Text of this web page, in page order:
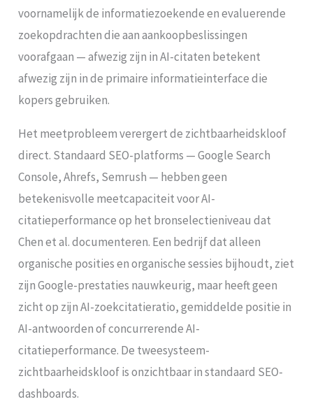
voornamelijk de informatiezoekende en evaluerende
zoekopdrachten die aan aankoopbeslissingen
voorafgaan — afwezig zijn in AI-citaten betekent
afwezig zijn in de primaire informatieinterface die
kopers gebruiken.
Het meetprobleem verergert de zichtbaarheidskloof
direct. Standaard SEO-platforms — Google Search
Console, Ahrefs, Semrush — hebben geen
betekenisvolle meetcapaciteit voor AI-
citatieperformance op het bronselectieniveau dat
Chen et al. documenteren. Een bedrijf dat alleen
organische posities en organische sessies bijhoudt, ziet
zijn Google-prestaties nauwkeurig, maar heeft geen
zicht op zijn AI-zoekcitatieratio, gemiddelde positie in
AI-antwoorden of concurrerende AI-
citatieperformance. De tweesysteem-
zichtbaarheidskloof is onzichtbaar in standaard SEO-
dashboards.